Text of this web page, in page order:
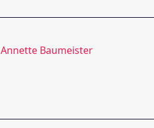
Annette Baumeister